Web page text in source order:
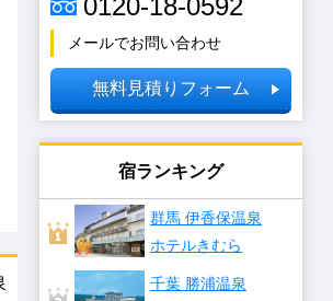
0120-18-0592
メールでお問い合わせ
無料見積りフォーム
宿ランキング
群馬 伊香保温泉
ホテルきむら
千葉 勝浦温泉